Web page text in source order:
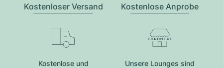
Kostenloser Versand
Kostenlose und
Kostenlose Anprobe
Unsere Lounges sind